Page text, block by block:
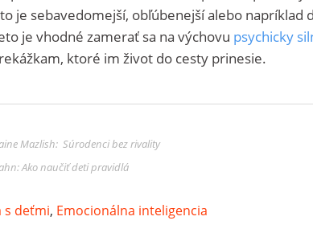
je sebavedomejší, obľúbenejší alebo napríklad
je vhodné zamerať sa na výchovu psychicky
ktoré im život do cesty prinesie.
Mazlish: Súrodenci bez rivality
Ako naučiť deti pravidlá
s deťmi, Emocionálna inteligencia